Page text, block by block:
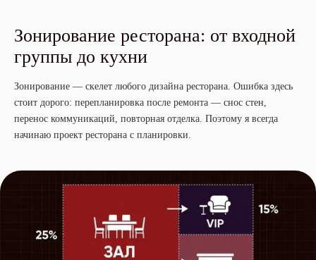
Зонирование ресторана: от входной
группы до кухни
Зонирование — скелет любого дизайна ресторана. Ошибка здесь
стоит дорого: перепланировка после ремонта — снос стен,
перенос коммуникаций, повторная отделка. Поэтому я всегда
начинаю проект ресторана с планировки.